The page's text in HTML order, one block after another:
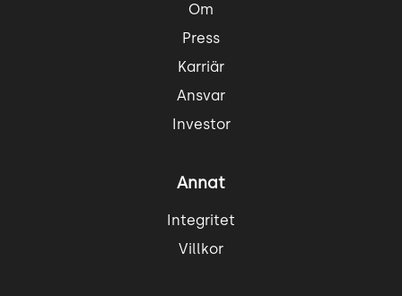
Om
Press
Karriär
Ansvar
Investor
Annat
Integritet
Villkor